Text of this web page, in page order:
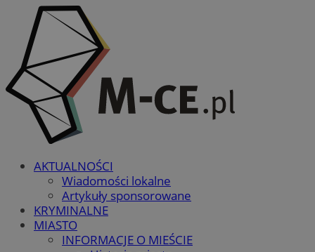
AKTUALNOŚCI
Wiadomości lokalne
Artykuły sponsorowane
KRYMINALNE
MIASTO
INFORMACJE O MIEŚCIE